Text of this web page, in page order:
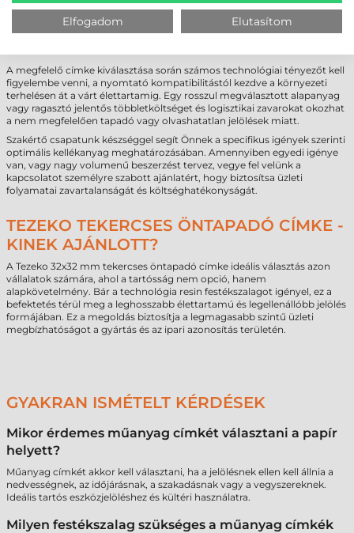
NEM BIZTOS BENNE, MELYIK CÍMKE AZ
A megfelelő címke kiválasztása során számos technológiai tényezőt kell
figyelembe venni, a nyomtató kompatibilitástól kezdve a környezeti
terhelésen át a várt élettartamig. Egy rosszul megválasztott alapanyag
vagy ragasztó jelentős többletköltséget és logisztikai zavarokat okozhat
a nem megfelelően tapadó vagy olvashatatlan jelölések miatt.
Szakértő csapatunk készséggel segít Önnek a specifikus igények szerinti
optimális kellékanyag meghatározásában. Amennyiben egyedi igénye
van, vagy nagy volumenű beszerzést tervez, vegye fel velünk a
kapcsolatot személyre szabott ajánlatért, hogy biztosítsa üzleti
folyamatai zavartalanságát és költséghatékonyságát.
TEZEKO TEKERCSES ÖNTAPADÓ CÍMKE -
KINEK AJÁNLOTT?
A Tezeko 32x32 mm tekercses öntapadó címke ideális választás azon
vállalatok számára, ahol a tartósság nem opció, hanem
alapkövetelmény. Bár a technológia resin festékszalagot igényel, ez a
befektetés térül meg a leghosszabb élettartamú és legellenállóbb jelölés
formájában. Ez a megoldás biztosítja a legmagasabb szintű üzleti
megbízhatóságot a gyártás és az ipari azonosítás területén.
GYAKRAN ISMÉTELT KÉRDÉSEK
Mikor érdemes műanyag címkét választani a papír
helyett?
Műanyag címkét akkor kell választani, ha a jelölésnek ellen kell állnia a
nedvességnek, az időjárásnak, a szakadásnak vagy a vegyszereknek.
Ideális tartós eszközjelöléshez és kültéri használatra.
Milyen festékszalag szükséges a műanyag címkék
Elfogadom Elutasítom